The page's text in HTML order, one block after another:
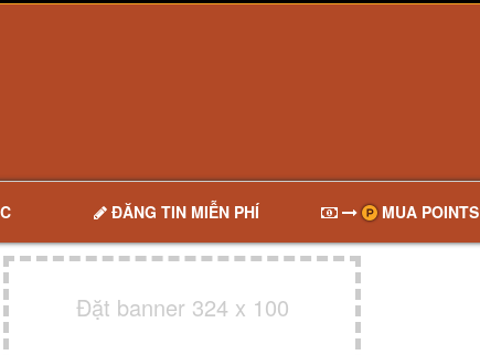
ĐĂNG TIN MIỄN PHÍ MUA POINTS
Đặt banner 324 x 100